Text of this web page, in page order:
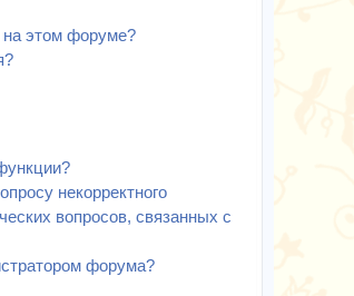
этом форуме?
некорректного
вопросов, связанных с
форума?